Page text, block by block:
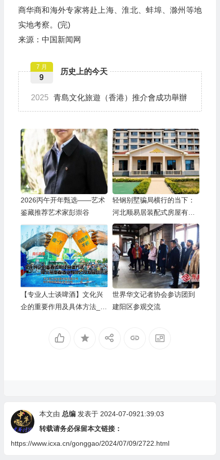
商华商和海外专家将赴上海、淮北、蚌埠、滁州等地
实地考察。(完)
来源：中国新闻网
历史上的今天
7 月
9
2025 青島文化旅遊（香港）推介會成功舉辦
2026丙午开年甄选——艺术
鉴藏推荐艺术家彭崇谷
轻钢别墅骗局横行的当下：
河北顺易居装配式房屋有限
公司的坚守与启示
【专业人士谈啤酒】文化兴
企的重要作用及具体方法__
世界华文记者协会参访团到
建阳区参观交流
本文由 总编发表于 2024-07-0921:39:03
转载请务必保留本文链接：
https://www.icxa.cn/gonggao/2024/07/09/2722.html